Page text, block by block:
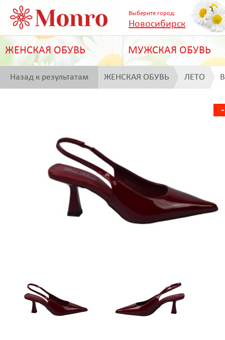
Выберите город:
Новосибирск
ЖЕНСКАЯ ОБУВЬ МУЖСКАЯ ОБУВЬ
Назад к результатам ЖЕНСКАЯ ОБУВЬ ЛЕТО